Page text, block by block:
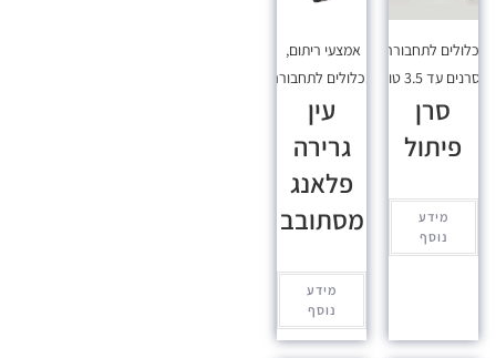
לתחבורה,
סרנים עד 3.5 טון
סרן
פיתול
מידע
נוסף
אמצעי ריתום,
מכלולים לתחבורה
עין
גרירה
פלאנג
מסתובב
מידע
נוסף